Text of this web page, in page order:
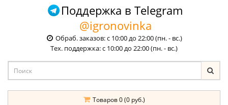
Поддержка в Telegram
@igronovinka
Обраб. заказов: с 10:00 до 22:00 (пн. - вс.)
Тех. поддержка: с 10:00 до 22:00 (пн. - вс.)
Товаров 0 (0 руб.)